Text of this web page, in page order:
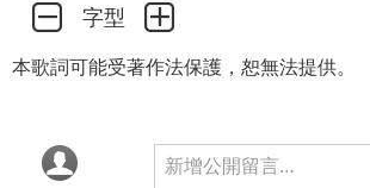
字型
本歌詞可能受著作法保護，恕無法提供。